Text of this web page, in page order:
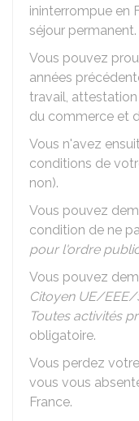
ininterrompue en
séjour permanent.
Vous pouvez
années
travail,
du commerce et
Vous n'avez
conditions de
non).
Vous pouvez
condition de ne
pour l'ordre
Vous pouvez
Citoyen UE/
Toutes activités
obligatoire.
Vous perdez
vous vous
France.